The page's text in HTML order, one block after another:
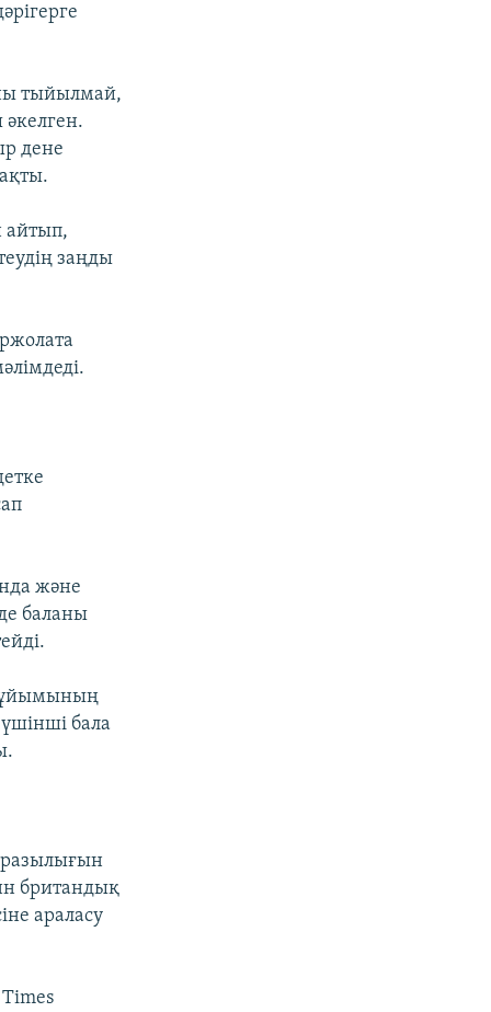
тыйылмай,
дене
айтып,
заңды
және
баланы
ұйымының
бала
британдық
араласу